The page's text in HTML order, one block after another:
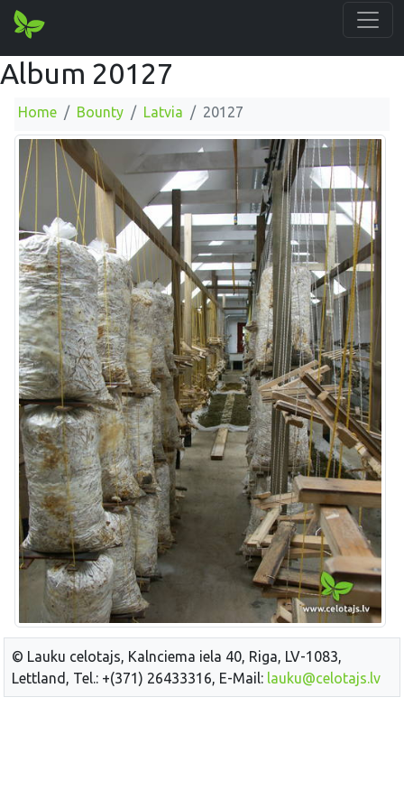
Album 20127
Home Bounty Latvia 20127
© Lauku celotajs, Kalnciema iela 40, Riga, LV-1083,
Lettland, Tel.: +(371) 26433316, E-Mail: lauku@celotajs.lv